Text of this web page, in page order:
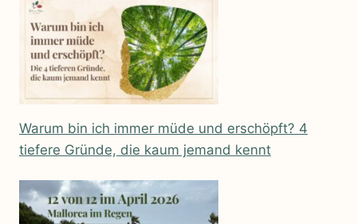
Warum bin ich immer müde und erschöpft? 4
tiefere Gründe, die kaum jemand kennt